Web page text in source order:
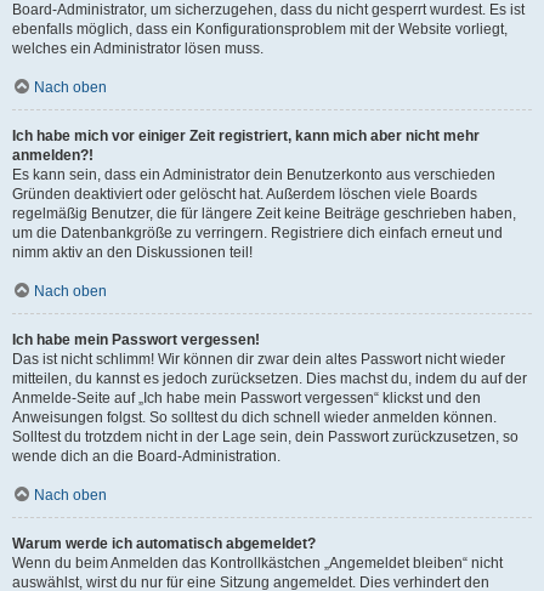
Board-Administrator, um sicherzugehen, dass du nicht gesperrt wurdest. Es ist
ebenfalls möglich, dass ein Konfigurationsproblem mit der Website vorliegt,
welches ein Administrator lösen muss.
Nach oben
Ich habe mich vor einiger Zeit registriert, kann mich aber nicht mehr
anmelden?!
Es kann sein, dass ein Administrator dein Benutzerkonto aus verschieden
Gründen deaktiviert oder gelöscht hat. Außerdem löschen viele Boards
regelmäßig Benutzer, die für längere Zeit keine Beiträge geschrieben haben,
um die Datenbankgröße zu verringern. Registriere dich einfach erneut und
nimm aktiv an den Diskussionen teil!
Nach oben
Ich habe mein Passwort vergessen!
Das ist nicht schlimm! Wir können dir zwar dein altes Passwort nicht wieder
mitteilen, du kannst es jedoch zurücksetzen. Dies machst du, indem du auf der
Anmelde-Seite auf „Ich habe mein Passwort vergessen“ klickst und den
Anweisungen folgst. So solltest du dich schnell wieder anmelden können.
Solltest du trotzdem nicht in der Lage sein, dein Passwort zurückzusetzen, so
wende dich an die Board-Administration.
Nach oben
Warum werde ich automatisch abgemeldet?
Wenn du beim Anmelden das Kontrollkästchen „Angemeldet bleiben“ nicht
auswählst, wirst du nur für eine Sitzung angemeldet. Dies verhindert den